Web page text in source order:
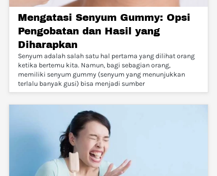
Mengatasi Senyum Gummy: Opsi
Pengobatan dan Hasil yang
Diharapkan
Senyum adalah salah satu hal pertama yang dilihat orang
ketika bertemu kita. Namun, bagi sebagian orang,
memiliki senyum gummy (senyum yang menunjukkan
terlalu banyak gusi) bisa menjadi sumber